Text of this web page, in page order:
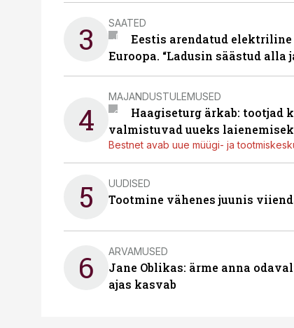
3 SAATED
Eestis arendatud
Euroopa. “Ladusin säästud alla
4
MAJANDUSTULEMUSED
Haagiseturg ärkab: tootjad
valmistuvad uueks
Bestnet avab uue müügi- ja
5 UUDISED
Tootmine vähenes juunis
6 ARVAMUSED
Jane Oblikas: ärme anna
ajas kasvab